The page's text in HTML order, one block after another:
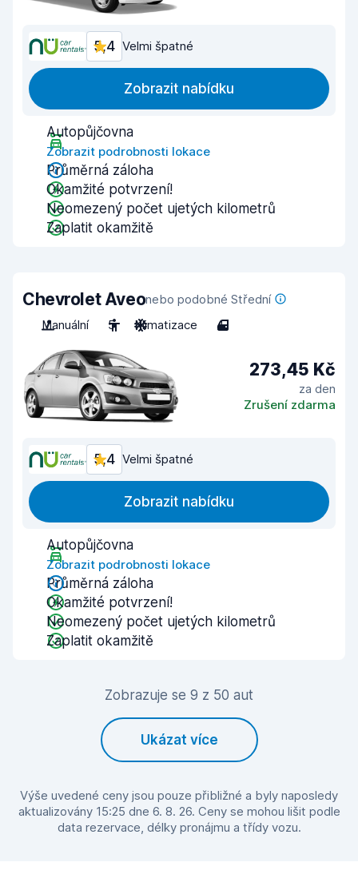
5,4 Velmi špatné
Zobrazit nabídku
Autopůjčovna
Zobrazit podrobnosti lokace
Průměrná záloha
Okamžité potvrzení!
Neomezený počet ujetých kilometrů
Zaplatit okamžitě
Chevrolet Aveonebo podobné Střední
Manuální
5 Klimatizace 4
273,45 Kč
za den
Zrušení zdarma
5,4 Velmi špatné
Zobrazit nabídku
Autopůjčovna
Zobrazit podrobnosti lokace
Průměrná záloha
Okamžité potvrzení!
Neomezený počet ujetých kilometrů
Zaplatit okamžitě
Zobrazuje se 9 z 50 aut
Ukázat více
Výše uvedené ceny jsou pouze přibližné a byly naposledy
aktualizovány 15:25 dne 6. 8. 26. Ceny se mohou lišit podle
data rezervace, délky pronájmu a třídy vozu.